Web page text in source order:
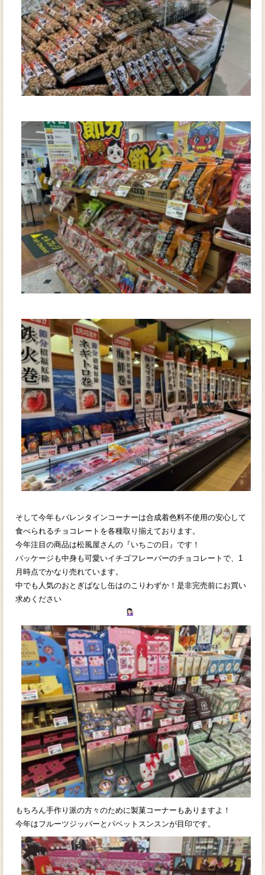
そして今年もバレンタインコーナーは合成着色料不使用の安心して
食べられるチョコレートを各種取り揃えております。
今年注目の商品は松風屋さんの『いちごの日』です！
パッケージも中身も可愛いイチゴフレーバーのチョコレートで、1
月時点でかなり売れています。
中でも人気のおとぎばなし缶はのこりわずか！是非完売前にお買い
求めください
もちろん手作り派の方々のために製菓コーナーもありますよ！
今年はフルーツジッパーとパペットスンスンが目印です。